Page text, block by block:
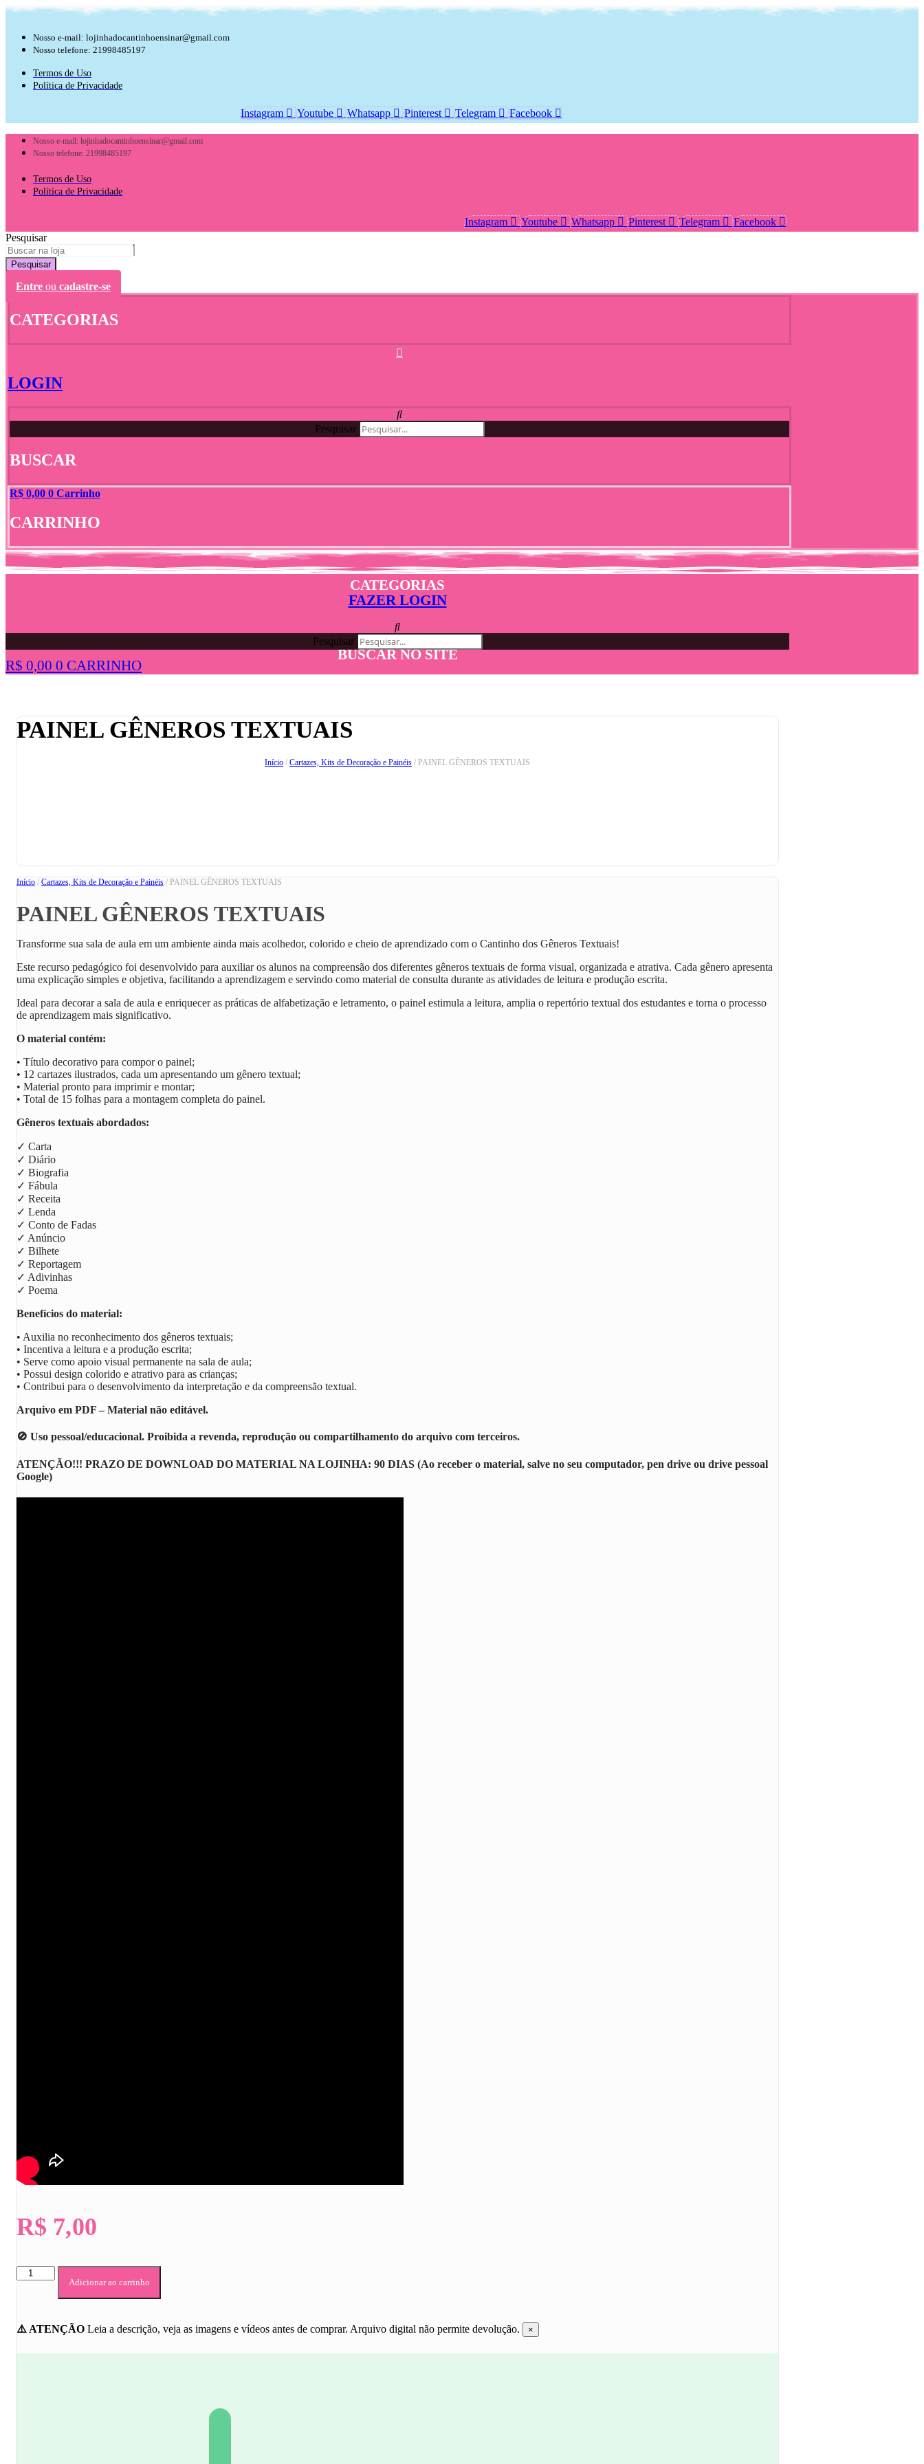
Ir
conteúdo
Nosso e-mail: lojinhadocantinhoensinar@gmail.com
Nosso telefone: 21998485197
Termos de Uso
Política de Privacidade
Instagram Youtube Whatsapp Pinterest Telegram Facebook
Nosso e-mail: lojinhadocantinhoensinar@gmail.com
Nosso telefone: 21998485197
Termos de Uso
Política de Privacidade
Instagram Youtube Whatsapp Pinterest Telegram
Facebook
Pesquisar
Pesquisar
Entre ou cadastre-se
CATEGORIAS
LOGIN
Pesquisar
BUSCAR
R$ 0,00 0 Carrinho
CARRINHO
CATEGORIAS
FAZER LOGIN
Pesquisar
BUSCAR NO SITE
R$ 0,00 0 CARRINHO
PAINEL GÊNEROS TEXTUAIS
Início / Cartazes, Kits de Decoração e Painéis / PAINEL GÊNEROS TEXTUAIS
Início / Cartazes, Kits de Decoração e Painéis / PAINEL GÊNEROS TEXTUAIS
PAINEL GÊNEROS TEXTUAIS
Transforme sua sala de aula em um ambiente ainda mais acolhedor, colorido e cheio de aprendizado com o Cantinho dos Gêneros Textuais!
Este recurso pedagógico foi desenvolvido para auxiliar os alunos na compreensão dos diferentes gêneros textuais de forma visual, organizada e atrativa. Cada gênero apresenta
uma explicação simples e objetiva, facilitando a aprendizagem e servindo como material de consulta durante as atividades de leitura e produção escrita.
Ideal para decorar a sala de aula e enriquecer as práticas de alfabetização e letramento, o painel estimula a leitura, amplia o repertório textual dos estudantes e torna o processo
de aprendizagem mais significativo.
O material contém:
• Título decorativo para compor o painel;
• 12 cartazes ilustrados, cada um apresentando um gênero textual;
• Material pronto para imprimir e montar;
• Total de 15 folhas para a montagem completa do painel.
Gêneros textuais abordados:
✓ Carta
✓ Diário
✓ Biografia
✓ Fábula
✓ Receita
✓ Lenda
✓ Conto de Fadas
✓ Anúncio
✓ Bilhete
✓ Reportagem
✓ Adivinhas
✓ Poema
Benefícios do material:
• Auxilia no reconhecimento dos gêneros textuais;
• Incentiva a leitura e a produção escrita;
• Serve como apoio visual permanente na sala de aula;
• Possui design colorido e atrativo para as crianças;
• Contribui para o desenvolvimento da interpretação e da compreensão textual.
Arquivo em PDF – Material não editável.
🚫 Uso pessoal/educacional. Proibida a revenda, reprodução ou compartilhamento do arquivo com terceiros.
ATENÇÃO!!! PRAZO DE DOWNLOAD DO MATERIAL NA LOJINHA: 90 DIAS (Ao receber o material, salve no seu computador, pen drive ou drive pessoal
Google)
R$ 7,00
PAINEL
GÊNEROS
TEXTUAIS
Adicionar ao carrinho
⚠️ ATENÇÃO Leia a descrição, veja as imagens e vídeos antes de comprar. Arquivo digital não permite devolução. ×